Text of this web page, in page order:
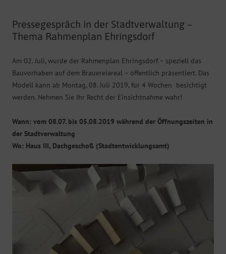
Pressegespräch in der Stadtverwaltung –
Thema Rahmenplan Ehringsdorf
Am 02. Juli, wurde der Rahmenplan Ehringsdorf – speziell das
Bauvorhaben auf dem Brauereiareal – öffentlich präsentiert. Das
Modell kann ab Montag, 08. Juli 2019, für 4 Wochen besichtigt
werden. Nehmen Sie Ihr Recht der Einsichtnahme wahr!
Wann: vom 08.07. bis 05.08.2019 während der Öffnungszeiten in
der Stadtverwaltung
Wo: Haus III, Dachgeschoß (Stadtentwicklungsamt)